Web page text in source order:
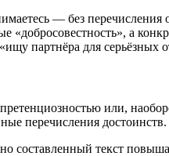
— без перечисления
«добросовестность», а
партнёра для серьёзных
или,
перечисления достоинств.
составленный текст